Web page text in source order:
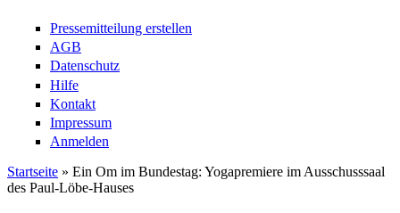
Pressemitteilung erstellen
AGB
Datenschutz
Hilfe
Kontakt
Impressum
Anmelden
Sie sind hier
Startseite » Ein Om im Bundestag: Yogapremiere im Ausschusssaal
des Paul-Löbe-Hauses